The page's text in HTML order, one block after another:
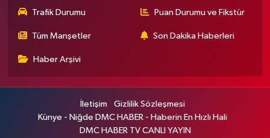
Trafik Durumu Puan Durumu ve Fikstür
Tüm Manşetler Son Dakika Haberleri
Haber Arşivi
İletişim
Gizlilik Sözleşmesi
Künye - Niğde DMC HABER - Haberin En Hızlı Hali
DMC HABER TV CANLI YAYIN